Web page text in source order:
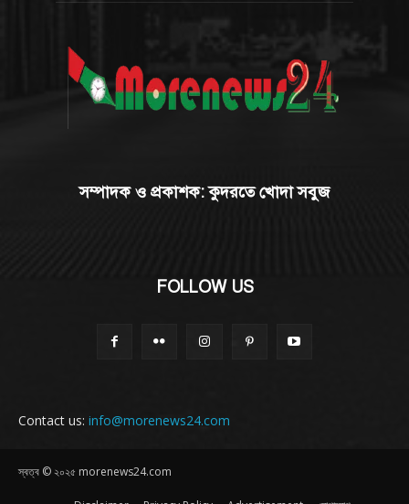
সম্পাদক ও প্রকাশক: কুদরতে খোদা সবুজ
FOLLOW US
Contact us: info@morenews24.com
স্বত্ব © ২০২৫ morenews24.com